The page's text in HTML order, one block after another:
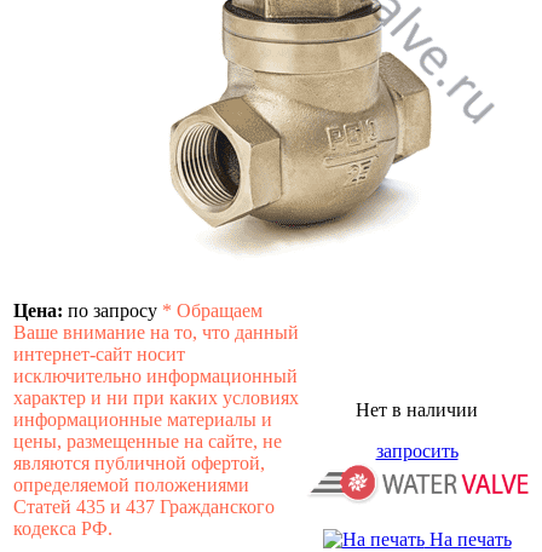
Цена: по запросу * Обращаем
Ваше внимание на то, что данный
интернет-сайт носит
исключительно информационный
характер и ни при каких условиях
информационные материалы и
цены, размещенные на сайте, не
являются публичной офертой,
определяемой положениями
Статей 435 и 437 Гражданского
кодекса РФ.
Нет в наличии
запросить
На печать